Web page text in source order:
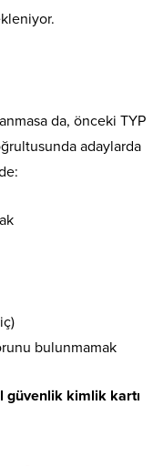
da, önceki TYP
adaylarda
bulunmamak
güvenlik kimlik kartı